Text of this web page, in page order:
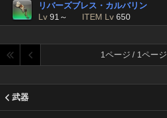
リバーズブレス・カルバリン
Lv 91～ ITEM Lv 650
1ページ / 1ページ
武器